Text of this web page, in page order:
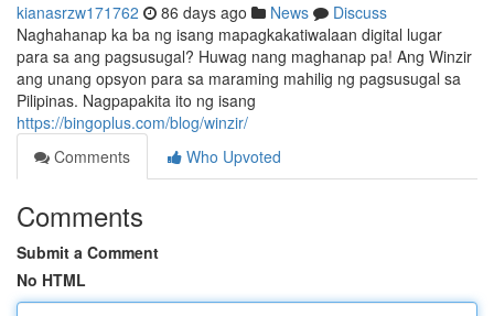
kianasrzw171762 86 days ago News
Discuss
Naghahanap ka ba ng isang mapagkakatiwalaan digital lugar
para sa ang pagsusugal? Huwag nang maghanap pa! Ang Winzir
ang unang opsyon para sa maraming mahilig ng pagsusugal sa
Pilipinas. Nagpapakita ito ng isang
https://bingoplus.com/blog/winzir/
Comments
Who Upvoted
Comments
Submit a Comment
No HTML